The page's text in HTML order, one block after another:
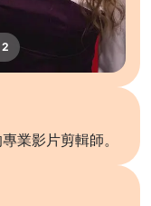
業影片剪輯師。